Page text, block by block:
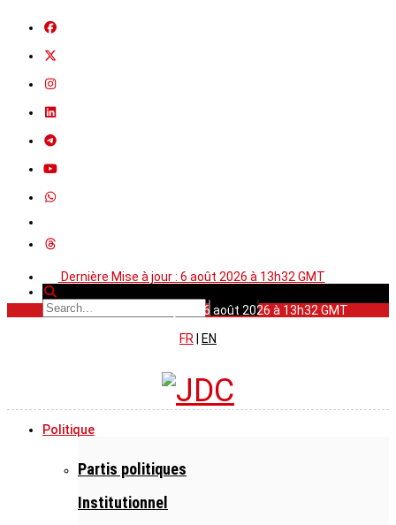
Dernière Mise à jour : 6 août 2026 à 13h32 GMT
Dernière Mise à jour : 6 août 2026 à 13h32 GMT
FR
EN
Politique
Partis politiques
Institutionnel